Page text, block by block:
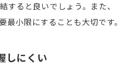
すると良いでしょう。また、
最小限にすることも大切です。
しにくい